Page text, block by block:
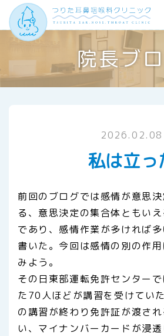
院長ブ
2026.02.08
私は立っ
前回のブログでは感情が意思
る、意思決定の集合体ともい
であり、感情作業が多ければ
書いた。今回は感情の別の作
みよう。
その日東部運転免許センター
た70人ほどが講習を受けてい
の講習が終わり免許証が渡さ
い、マイナンバーカードが浸